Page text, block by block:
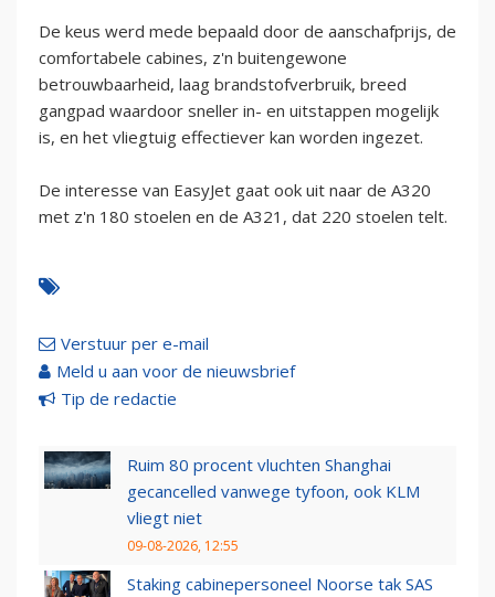
De keus werd mede bepaald door de aanschafprijs, de
comfortabele cabines, z'n buitengewone
betrouwbaarheid, laag brandstofverbruik, breed
gangpad waardoor sneller in- en uitstappen mogelijk
is, en het vliegtuig effectiever kan worden ingezet.
De interesse van EasyJet gaat ook uit naar de A320
met z'n 180 stoelen en de A321, dat 220 stoelen telt.
Verstuur per e-mail
Meld u aan voor de nieuwsbrief
Tip de redactie
Ruim 80 procent vluchten Shanghai
gecancelled vanwege tyfoon, ook KLM
vliegt niet
09-08-2026, 12:55
Staking cabinepersoneel Noorse tak SAS